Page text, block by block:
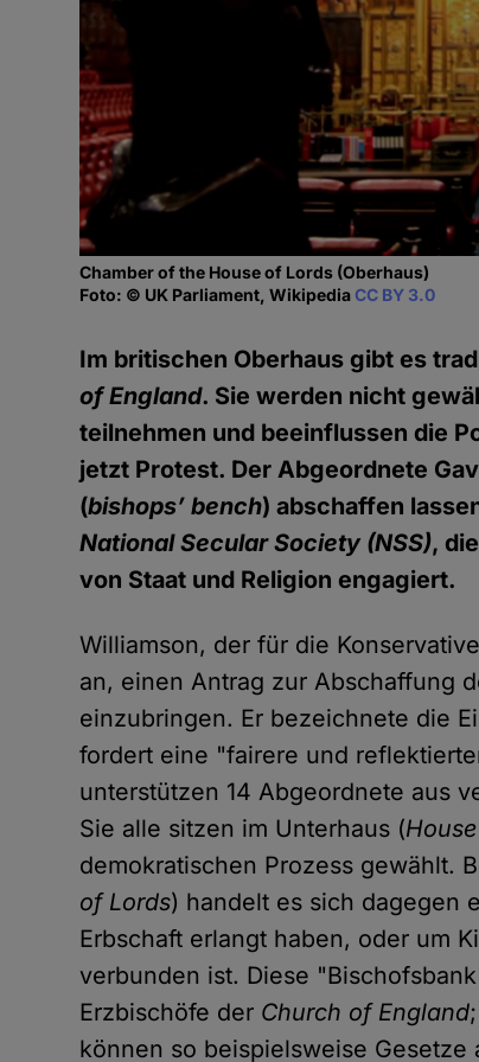
Chamber of the House of Lords (Oberhaus)
Foto: © UK Parliament, WikipediaCC BY 3.0
Im britischen Oberhaus gibt es
of England. Sie werden nicht
teilnehmen und beeinflussen die
jetzt Protest. Der Abgeordnete
(bishops’ bench) abschaffen
National Secular Society (NSS),
von Staat und Religion engagiert.
Williamson, der für die
an, einen Antrag zur Abschaffung
einzubringen. Er bezeichnete die
fordert eine "fairere und
unterstützen 14 Abgeordnete aus
Sie alle sitzen im Unterhaus (
demokratischen Prozess gewählt.
of Lords) handelt es sich dagegen
Erbschaft erlangt haben, oder um
verbunden ist. Diese
Erzbischöfe der Church of England
können so beispielsweise Gesetze